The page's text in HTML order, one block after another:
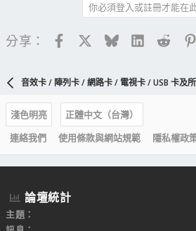
你必須登入或註冊才能在
分享： FacebookBlueskyLinkedIn
音效卡 / 陣列卡 / 網路卡 / 電視卡 / USB 卡及
淺色明亮
正體中文（台灣）
連絡我們
使用條款與網站規範 隱私權政
論壇統計
主題